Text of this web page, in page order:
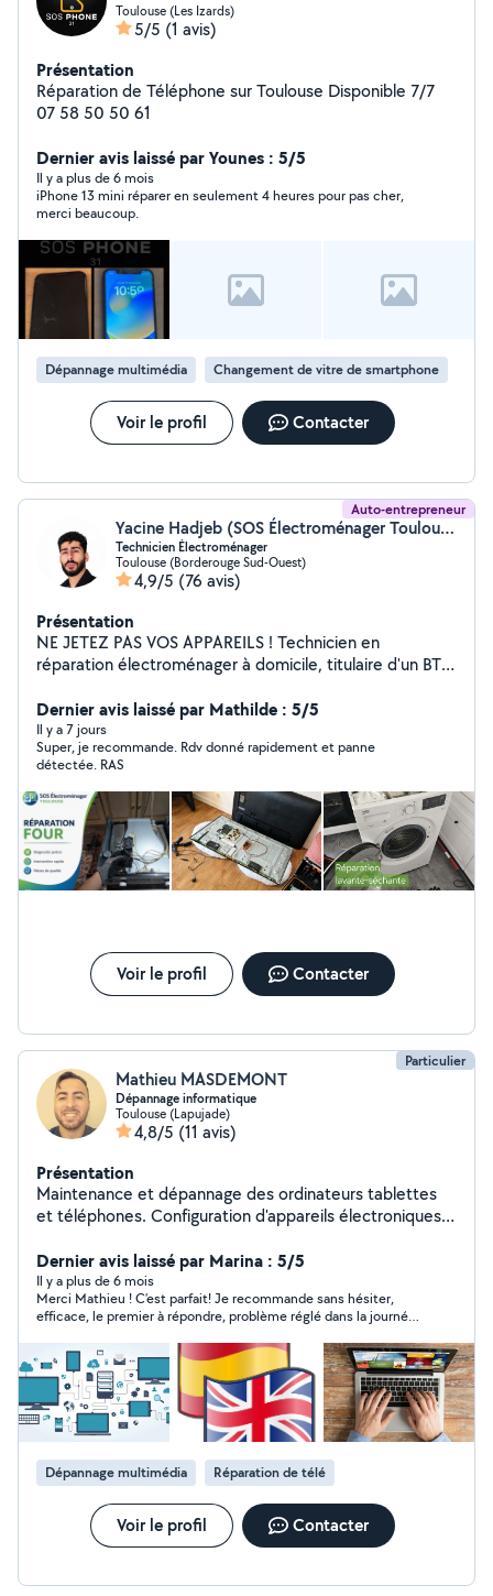
Toulouse (Les Izards)
5/5 (1 avis)
Présentation
Réparation de Téléphone sur Toulouse Disponible 7/7
07 58 50 50 61
Dernier avis laissé par Younes : 5/5
Il y a plus de 6 mois
iPhone 13 mini réparer en seulement 4 heures pour pas cher,
merci beaucoup.
Dépannage multimédia Changement de vitre de smartphone
Voir le profil Contacter
Auto-entrepreneur
Yacine Hadjeb (SOS Électroménager Toulouse)
Technicien Électroménager
Toulouse (Borderouge Sud-Ouest)
4,9/5 (76 avis)
Présentation
NE JETEZ PAS VOS APPAREILS ! Technicien en
réparation électroménager à domicile, titulaire d'un BTS
Technicien Électroménager. J'interviens sur Toulouse et
ses environs pour diagnostiquer et réparer vos appareils
: lave-linge, sèche-linge,lave-vaisselle, four, téléviseur et
plus encore. Rapide, soigneux et transparent, je vous
explique clairement la panne avant toute intervention.
Années d'expériences : 5ans Auto-entrepreneur
déclaré, assuré en Responsabilité Civile Professionnelle.
Dernier avis laissé par Mathilde : 5/5
Il y a 7 jours
Super, je recommande. Rdv donné rapidement et panne
détectée. RAS
Voir le profil Contacter
Particulier
Mathieu MASDEMONT
Dépannage informatique
Toulouse (Lapujade)
4,8/5 (11 avis)
Présentation
Maintenance et dépannage des ordinateurs tablettes
et téléphones. Configuration d'appareils électroniques :
appareils divers Transfert de données Formation
utilisation de l'IA ou réalisation de logiciels IA Aide aux
démarches administratives (CAF, AMELI, EMPLOI,
CRÉATION ENTREPRISE, DOSSIERS RETRAITE, CARTE
GRISES IDENTITÉ PASSEPORT, RENOUVELLEMENT
TITRES DE SEJOUR, Etc) Installation Word, Excel,
Powerpoint à bas prix PAS D'OUVERTURE D'APPAREILS
POUR REPARATION MES PRIX SONT RELATIVEMENT
CORRECTES ET NON EXCESSIFS (DEPLACEMENT
COMPRIS DANS LE FORFAIT)
Dernier avis laissé par Marina : 5/5
Il y a plus de 6 mois
Merci Mathieu ! C’est parfait! Je recommande sans hésiter,
efficace, le premier à répondre, problème réglé dans la journée
passées avec Mathieu tout refonctionnait et tout était prêt
pour repartir du bon pied, donc le docteur des pc! Merci merci
merci
Dépannage multimédia Réparation de télé
Voir le profil Contacter